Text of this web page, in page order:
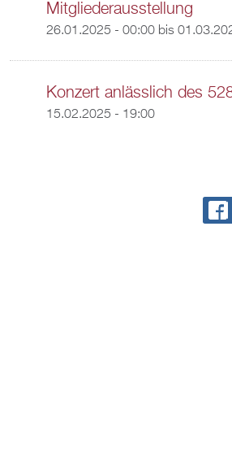
Mitgliederausstellung
26.01.2025 - 00:00bis
Konzert anlässlich des
15.02.2025 - 19:00